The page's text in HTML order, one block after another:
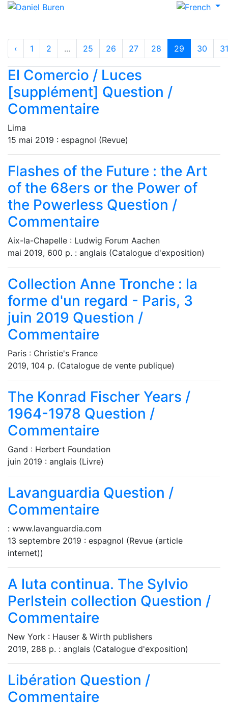
‹ 1 2 ... 25 26 27 28 29 30 31
El Comercio / Luces
[supplément] Question /
Commentaire
Lima
15 mai 2019 : espagnol (Revue)
Flashes of the Future : the Art
of the 68ers or the Power of
the Powerless Question /
Commentaire
Aix-la-Chapelle : Ludwig Forum Aachen
mai 2019, 600 p. : anglais (Catalogue d'exposition)
Collection Anne Tronche : la
forme d'un regard - Paris, 3
juin 2019 Question /
Commentaire
Paris : Christie's France
2019, 104 p. (Catalogue de vente publique)
The Konrad Fischer Years /
1964-1978 Question /
Commentaire
Gand : Herbert Foundation
juin 2019 : anglais (Livre)
Lavanguardia Question /
Commentaire
: www.lavanguardia.com
13 septembre 2019 : espagnol (Revue (article
internet))
A luta continua. The Sylvio
Perlstein collection Question /
Commentaire
New York : Hauser & Wirth publishers
2019, 288 p. : anglais (Catalogue d'exposition)
Libération Question /
Commentaire